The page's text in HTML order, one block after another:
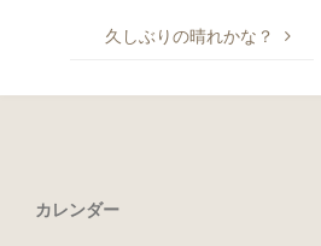
久しぶりの晴れかな？
カレンダー